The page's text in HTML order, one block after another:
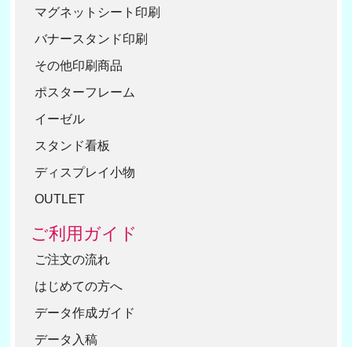
マグネットシート印刷
バナースタンド印刷
その他印刷商品
ポスターフレーム
イーゼル
スタンド看板
ディスプレイ小物
OUTLET
ご利用ガイド
ご注文の流れ
はじめての方へ
データ作成ガイド
データ入稿